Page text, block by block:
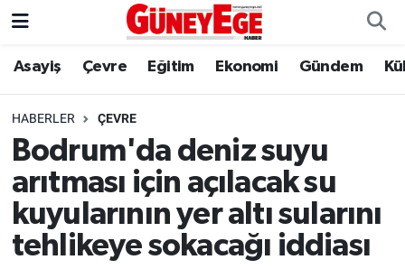
Asayiş Çevre Eğitim Ekonomi Gündem
HABERLER ÇEVRE
Bodrum'da deniz suyu
arıtması için açılacak su
kuyularının yer altı sularını
tehlikeye sokacağı iddiası
Asayiş
Çevre
Eğitim
Ekonomi
Gündem
İstanbul Hava Durumu
İstanbul Trafik Yoğunluk Haritası
Süper Lig Puan Durumu ve Fikstür
Tüm Manşetler
Son Dakika Haberleri